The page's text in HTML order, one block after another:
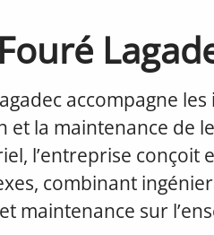
accompagne
et la maintenance de
l’entreprise conçoit
combinant
maintenance sur